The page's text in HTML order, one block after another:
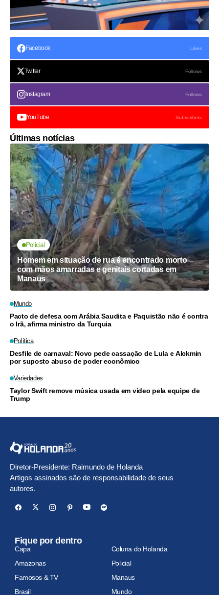
Facebook Likes
Twitter Follows
Instagram Follows
YouTube Subscribers
Últimas notícias
Policial
Homem em situação de rua é encontrado morto
com mãos amarradas e genitais cortadas em
Manaus
Mundo
Pacto de defesa com Arábia Saudita e Paquistão não é contra
o Irã, afirma ministro da Turquia
Política
Desfile de carnaval: Novo pede cassação de Lula e Alckmin
por suposto abuso de poder econômico
Variedades
Taylor Swift remove música usada em vídeo pela equipe de
Trump
Diretor-Presidente: Raimundo de Holanda
Artigos assinados são de responsabilidade de seus
autores.
Fique por dentro
Capa
Coluna do Holanda
Amazonas
Policial
Famosos & TV
Manaus
Brasil
Mundo